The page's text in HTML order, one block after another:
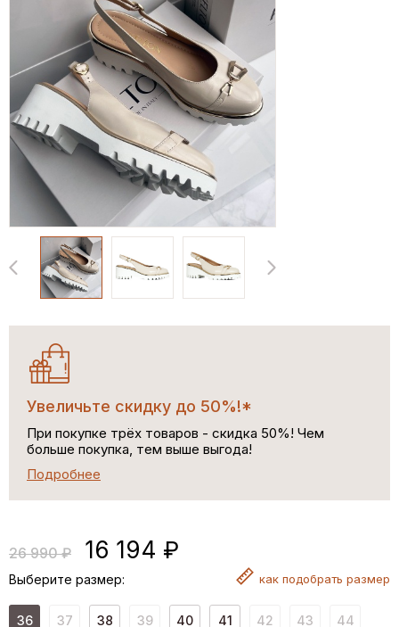
Увеличьте скидку до 50%!*
При покупке трёх товаров - скидка 50%! Чем
больше покупка, тем выше выгода!
Подробнее
26 990 ₽ 16 194 ₽
Выберите размер: как подобрать размер
36 37 38 39 40 41 42 43 44